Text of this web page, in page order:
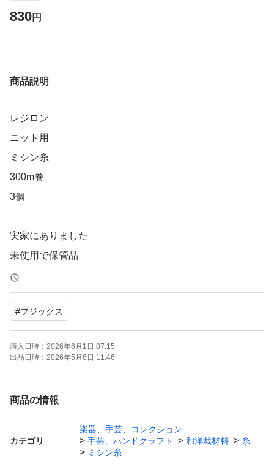
830円
商品説明
レジロン
ニット用
ミシン糸
300m巻
3個
実家にありました
未使用で保管品
フィルムの破損、汚れ等あります
#フジックス
購入日時： 2026年6月1日 07:15
出品日時： 2026年5月6日 11:46
商品の情報
カテゴリ
楽器、手芸、コレクション
手芸、ハンドクラフト
和洋裁材料
糸
ミシン糸